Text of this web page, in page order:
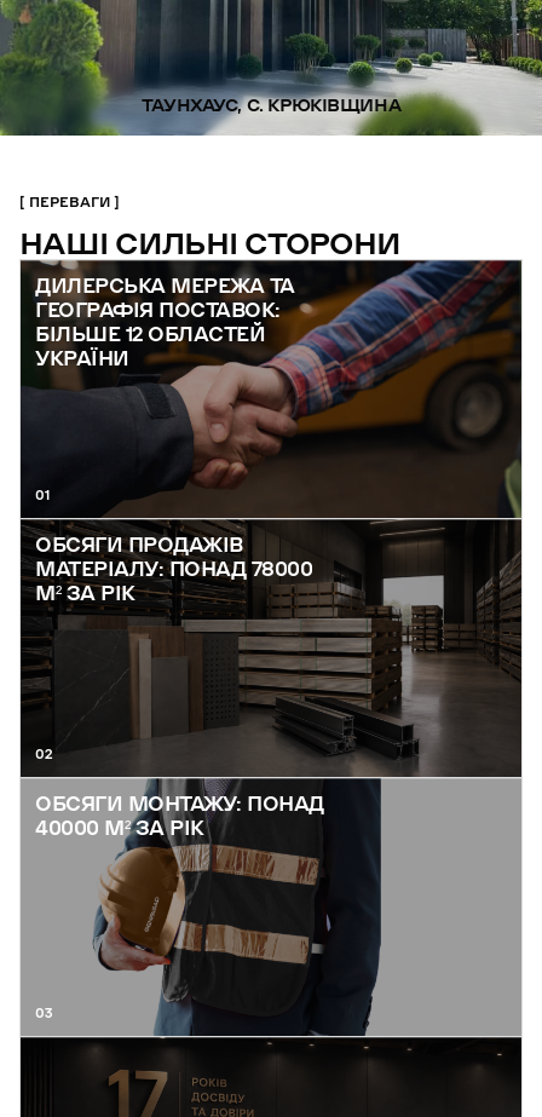
ТАУНХАУС, С. КРЮКІВЩИНА
ПЕРЕВАГИ
НАШІ СИЛЬНІ СТОРОНИ
ДИЛЕРСЬКА МЕРЕЖА ТА
ГЕОГРАФІЯ ПОСТАВОК:
БІЛЬШЕ 12 ОБЛАСТЕЙ
УКРАЇНИ
01
ОБСЯГИ ПРОДАЖІВ
МАТЕРІАЛУ: ПОНАД 78000
М² ЗА РІК
02
ОБСЯГИ МОНТАЖУ: ПОНАД
40000 М² ЗА РІК
03